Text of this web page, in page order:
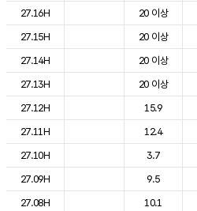
27.16H
20 이상
27.15H
20 이상
27.14H
20 이상
27.13H
20 이상
27.12H
15.9
27.11H
12.4
27.10H
3.7
27.09H
9.5
27.08H
10.1